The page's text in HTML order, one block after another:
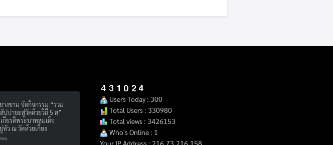
Search
างขาม จัดกิจกรรม “รวม
ปปายะสู่วัดด้วยวิถี 5 ส”
กียรติพระบาทสมเด็จ
หัว ณ วัดห้วยเกี๋ยง
Users Today : 300
Total Users : 330980
Total views : 3426153
Who's Online : 1
Your IP Address : 216.73.216.158